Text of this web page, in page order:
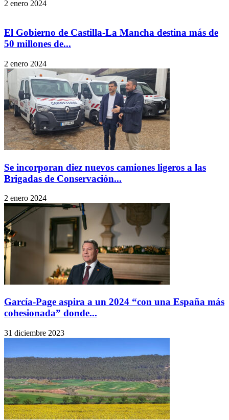
2 enero 2024
El Gobierno de Castilla-La Mancha destina más de
50 millones de...
2 enero 2024
Se incorporan diez nuevos camiones ligeros a las
Brigadas de Conservación...
2 enero 2024
García-Page aspira a un 2024 “con una España más
cohesionada” donde...
31 diciembre 2023